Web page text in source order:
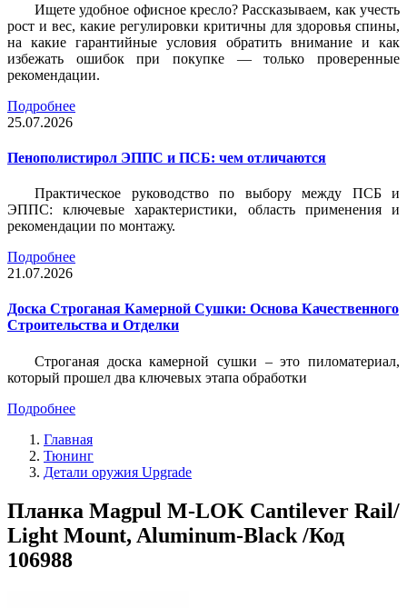
Ищете удобное офисное кресло? Рассказываем, как учесть
рост и вес, какие регулировки критичны для здоровья спины,
на какие гарантийные условия обратить внимание и как
избежать ошибок при покупке — только проверенные
рекомендации.
Подробнее
25.07.2026
Пенополистирол ЭППС и ПСБ: чем отличаются
Практическое руководство по выбору между ПСБ и
ЭППС: ключевые характеристики, область применения и
рекомендации по монтажу.
Подробнее
21.07.2026
Доска Строганая Камерной Сушки: Основа Качественного
Строительства и Отделки
Строганая доска камерной сушки – это пиломатериал,
который прошел два ключевых этапа обработки
Подробнее
Главная
Тюнинг
Детали оружия Upgrade
Планка Magpul M-LOK Cantilever Rail/
Light Mount, Aluminum-Black /Код
106988